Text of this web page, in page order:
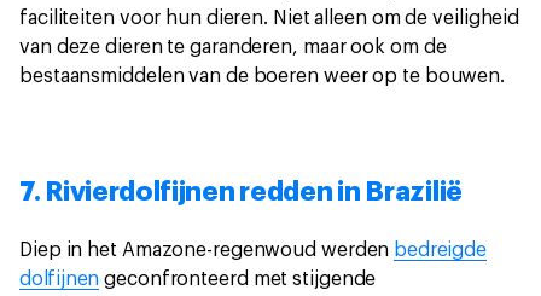
faciliteiten voor hun dieren. Niet alleen om de veiligheid
van deze dieren te garanderen, maar ook om de
bestaansmiddelen van de boeren weer op te bouwen.
7. Rivierdolfijnen redden in Brazilië
Diep in het Amazone-regenwoud werden bedreigde
dolfijnen geconfronteerd met stijgende